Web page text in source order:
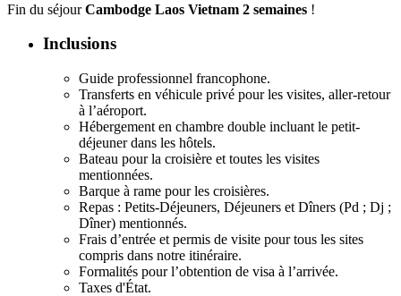
Fin du séjourCambodge Laos Vietnam 2 semaines !
Inclusions
Guide professionnel francophone.
Transferts en véhicule privé pour les visites, aller-retour
à l’aéroport.
Hébergement en chambre double incluant le petit-
déjeuner dans les hôtels.
Bateau pour la croisière et toutes les visites
mentionnées.
Barque à rame pour les croisières.
Repas : Petits-Déjeuners, Déjeuners et Dîners (Pd ; Dj ;
Dîner) mentionnés.
Frais d’entrée et permis de visite pour tous les sites
compris dans notre itinéraire.
Formalités pour l’obtention de visa à l’arrivée.
Taxes d'État.